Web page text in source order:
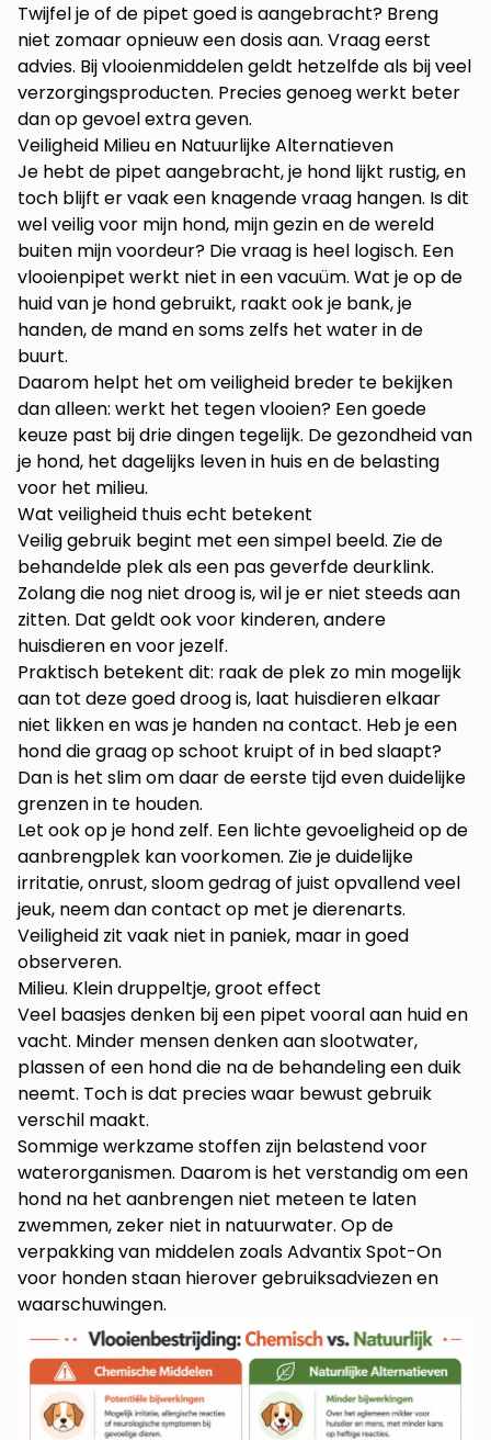
Twijfel je of de pipet goed is aangebracht? Breng
niet zomaar opnieuw een dosis aan. Vraag eerst
advies. Bij vlooienmiddelen geldt hetzelfde als bij veel
verzorgingsproducten. Precies genoeg werkt beter
dan op gevoel extra geven.
Veiligheid Milieu en Natuurlijke Alternatieven
Je hebt de pipet aangebracht, je hond lijkt rustig, en
toch blijft er vaak een knagende vraag hangen. Is dit
wel veilig voor mijn hond, mijn gezin en de wereld
buiten mijn voordeur? Die vraag is heel logisch. Een
vlooienpipet werkt niet in een vacuüm. Wat je op de
huid van je hond gebruikt, raakt ook je bank, je
handen, de mand en soms zelfs het water in de
buurt.
Daarom helpt het om veiligheid breder te bekijken
dan alleen: werkt het tegen vlooien? Een goede
keuze past bij drie dingen tegelijk. De gezondheid van
je hond, het dagelijks leven in huis en de belasting
voor het milieu.
Wat veiligheid thuis echt betekent
Veilig gebruik begint met een simpel beeld. Zie de
behandelde plek als een pas geverfde deurklink.
Zolang die nog niet droog is, wil je er niet steeds aan
zitten. Dat geldt ook voor kinderen, andere
huisdieren en voor jezelf.
Praktisch betekent dit: raak de plek zo min mogelijk
aan tot deze goed droog is, laat huisdieren elkaar
niet likken en was je handen na contact. Heb je een
hond die graag op schoot kruipt of in bed slaapt?
Dan is het slim om daar de eerste tijd even duidelijke
grenzen in te houden.
Let ook op je hond zelf. Een lichte gevoeligheid op de
aanbrengplek kan voorkomen. Zie je duidelijke
irritatie, onrust, sloom gedrag of juist opvallend veel
jeuk, neem dan contact op met je dierenarts.
Veiligheid zit vaak niet in paniek, maar in goed
observeren.
Milieu. Klein druppeltje, groot effect
Veel baasjes denken bij een pipet vooral aan huid en
vacht. Minder mensen denken aan slootwater,
plassen of een hond die na de behandeling een duik
neemt. Toch is dat precies waar bewust gebruik
verschil maakt.
Sommige werkzame stoffen zijn belastend voor
waterorganismen. Daarom is het verstandig om een
hond na het aanbrengen niet meteen te laten
zwemmen, zeker niet in natuurwater. Op de
verpakking van middelen zoalsAdvantix Spot-On
voor hondenstaan hierover gebruiksadviezen en
waarschuwingen.